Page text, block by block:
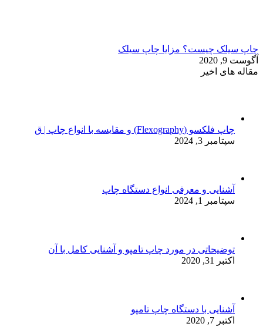
چاپ سیلک چیست؟ مزایا چاپ سیلک
آگوست 9, 2020
مقاله های اخیر
چاپ فلکسو (Flexography) و مقایسه با انواع چاپ | ق
سپتامبر 3, 2024
آشنایی و معرفی انواع دستگاه چاپ
سپتامبر 1, 2024
توضیحاتی در مورد چاپ تامپو و آشنایی کامل با آن
اکتبر 31, 2020
آشنایی با دستگاه چاپ تامپو
اکتبر 7, 2020